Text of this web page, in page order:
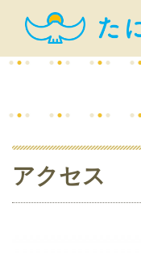
アクセス